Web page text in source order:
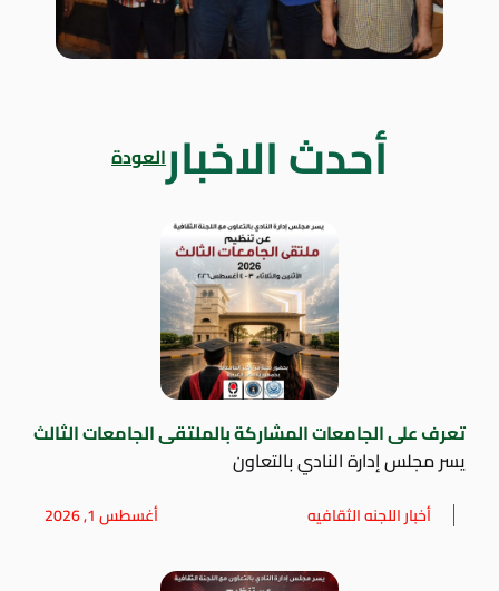
أحدث الاخبارالعودة
تعرف على الجامعات المشاركة بالملتقى الجامعات الثالث
يسر مجلس إدارة النادي بالتعاون
أخبار اللجنه الثقافيه أغسطس 1, 2026